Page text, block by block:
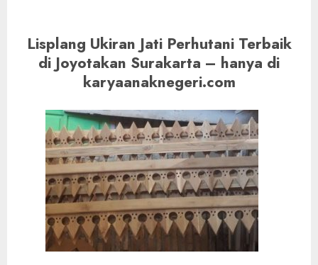
Lisplang Ukiran Jati Perhutani Terbaik
di Joyotakan Surakarta – hanya di
karyaanaknegeri.com